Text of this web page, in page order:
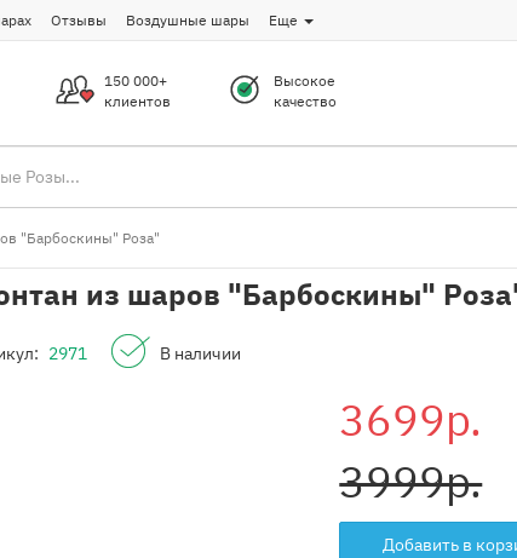
Отзывы Воздушные шары Еще
150 000+
клиентов
Высокое
качество
"Барбоскины" Роза"
из шаров "Барбоскины"
2971 В наличии
3699р.
3999р.
Добавить в